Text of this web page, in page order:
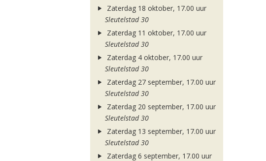
Zaterdag 18 oktober, 17.00 uur
Sleutelstad 30
Zaterdag 11 oktober, 17.00 uur
Sleutelstad 30
Zaterdag 4 oktober, 17.00 uur
Sleutelstad 30
Zaterdag 27 september, 17.00 uur
Sleutelstad 30
Zaterdag 20 september, 17.00 uur
Sleutelstad 30
Zaterdag 13 september, 17.00 uur
Sleutelstad 30
Zaterdag 6 september, 17.00 uur